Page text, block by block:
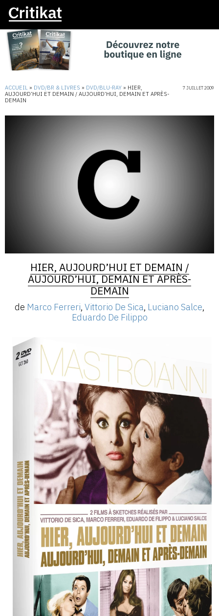
ACCUEIL » DVD/BR & LIVRES » DVD/BLU-RAY » HIER,
AUJOURD’HUI ET DEMAIN / AUJOURD’HUI, DEMAIN ET APRÈS-
DEMAIN
7 JUILLET 2009
HIER, AUJOURD’HUI ET DEMAIN /
AUJOURD’HUI, DEMAIN ET APRÈS-
DEMAIN
de Marco Ferreri, Vittorio De Sica, Luciano Salce,
Eduardo De Filippo